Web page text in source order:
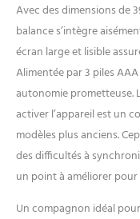
Avec des dimensions de
balance s’intègre
écran large et lisible
Alimentée par 3 piles
autonomie prometteuse.
activer l’appareil est un
modèles plus anciens.
des difficultés à
un point à améliorer
Un compagnon idéal